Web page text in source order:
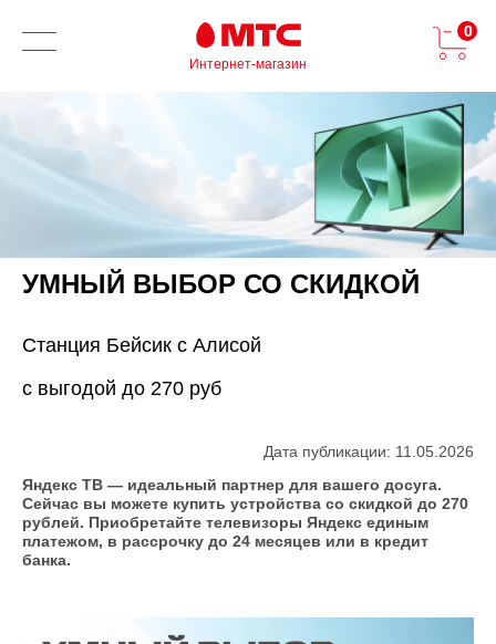
Интернет-магазин
0
УМНЫЙ ВЫБОР СО СКИДКОЙ
Станция Бейсик с Алисой
с выгодой до 270 руб
Дата публикации: 11.05.2026
Яндекс ТВ — идеальный партнер для вашего досуга.
Сейчас вы можете купить устройства со скидкой до 270
рублей. Приобретайте телевизоры Яндекс единым
платежом, в рассрочку до 24 месяцев или в кредит
банка.